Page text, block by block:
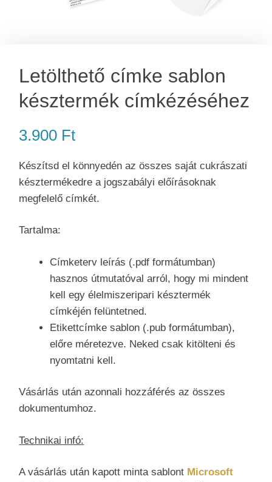
Letölthető címke sablon
késztermék címkézéséhez
3.900 Ft
Készítsd el könnyedén az összes saját cukrászati
késztermékedre a jogszabályi előírásoknak
megfelelő címkét.
Tartalma:
Címketerv leírás (.pdf formátumban)
hasznos útmutatóval arról, hogy mi mindent
kell egy élelmiszeripari késztermék
címkéjén felüntetned.
Etikettcímke sablon (.pub formátumban),
előre méretezve. Neked csak kitölteni és
nyomtatni kell.
Vásárlás után azonnali hozzáférés az összes
dokumentumhoz.
Technikai infó:
A vásárlás után kapott minta sablont Microsoft